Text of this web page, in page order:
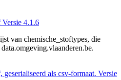
Versie 4.1.6
van chemische_stoftypes, die
geserialiseerd als csv-formaat. Versie